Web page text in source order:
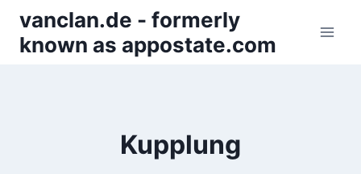
Inhalt
springen
vanclan.de - formerly
known as appostate.com
Kupplung